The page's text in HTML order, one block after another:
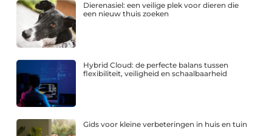
Dierenasiel: een veilige plek voor dieren die
een nieuw thuis zoeken
Hybrid Cloud: de perfecte balans tussen
flexibiliteit, veiligheid en schaalbaarheid
Gids voor kleine verbeteringen in huis en tuin